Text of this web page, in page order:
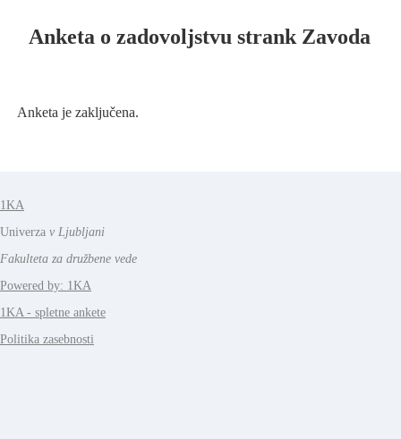
Anketa o zadovoljstvu strank Zavoda
Anketa je zaključena.
1KA
Univerza v Ljubljani
Fakulteta za družbene vede
Powered by: 1KA
1KA - spletne ankete
Politika zasebnosti